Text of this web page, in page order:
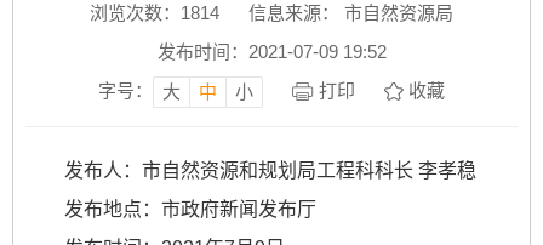
浏览次数： 1814
信息来源： 市自然资源局
发布时间：2021-07-09 19:52
字号：
大 中 小 打印 收藏
发布人：市自然资源和规划局工程科科长 李孝稳
发布地点：市政府新闻发布厅